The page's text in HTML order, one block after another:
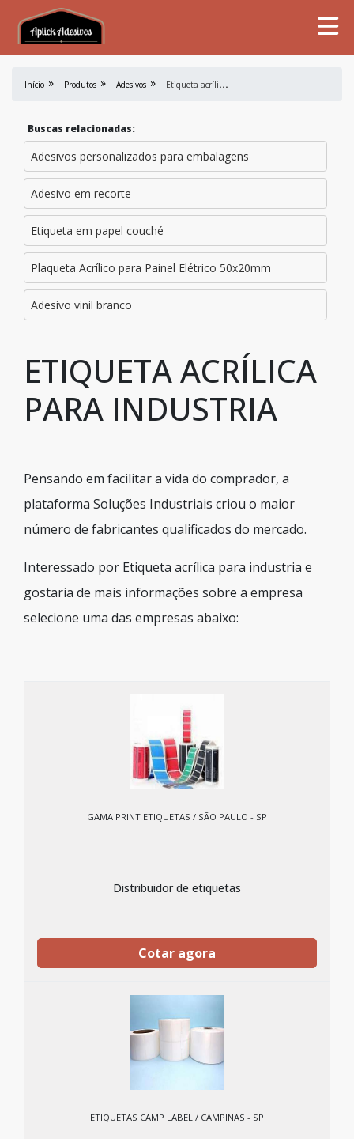
Início Produtos Adesivos E
tiqueta acrílica para industria
Buscas relacionadas:
Adesivos personalizados para embalagens
Adesivo em recorte
Etiqueta em papel couché
Plaqueta Acrílico para Painel Elétrico 50x20mm
Adesivo vinil branco
ETIQUETA ACRÍLICA
PARA INDUSTRIA
Pensando em facilitar a vida do comprador, a
plataforma Soluções Industriais criou o maior
número de fabricantes qualificados do mercado.
Interessado por Etiqueta acrílica para industria e
gostaria de mais informações sobre a empresa
selecione uma das empresas abaixo:
GAMA PRINT ETIQUETAS / SÃO PAULO - SP
Distribuidor de etiquetas
Cotar agora
ETIQUETAS CAMP LABEL / CAMPINAS - SP